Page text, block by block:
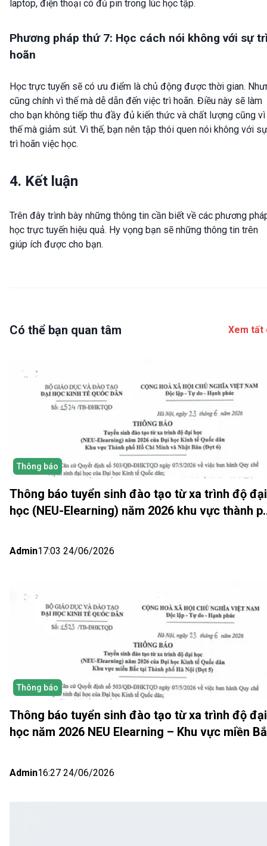
laptop, điện thoại có đủ pin trong lúc học tập.
Phương pháp thứ 7: Học cách nói không với sự
hoãn
Học trực tuyến sẽ có ưu điểm là chủ động được thời gian.
cũng chính vì thế mà dễ dẫn đến việc trì hoãn. Điều này sẽ làm
cho bạn không tiếp thu đầy đủ kiến thức và chất lượng cũng vì
thế mà giảm sút. Vì thế, bạn nên tập thói quen nói không với sự
trì hoãn việc học.
4. Kết luận
Trên đây trình bày những thông tin cần biết về các phương
học trực tuyến hiệu quả. Hy vọng bạn sẽ những thông tin trên
giúp ích được cho bạn.
Có thể bạn quan tâm Xem tất
Thông báo
Thông báo tuyển sinh đào tạo từ xa trình độ đại
học (NEU-Elearning) năm 2026 khu vực thành
Admin17:03 24/06/2026
Thông báo
Thông báo tuyển sinh đào tạo từ xa trình độ đại
học năm 2026 NEU Elearning – Khu vực miền
Admin16:27 24/06/2026